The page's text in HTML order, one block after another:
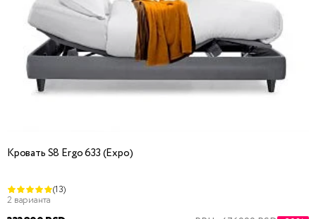
Кровать S8 Ergo 633 (Expo)
(13)
2 варианта